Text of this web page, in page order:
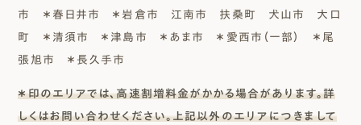
市 ＊春日井市 ＊岩倉市 江南市 扶桑町 犬山市 大口
町 ＊清須市 ＊津島市 ＊あま市 ＊愛西市（一部） ＊尾
張旭市 ＊長久手市
＊印のエリアでは、高速割増料金がかかる場合があります。詳
しくはお問い合わせください。上記以外のエリアにつきまして